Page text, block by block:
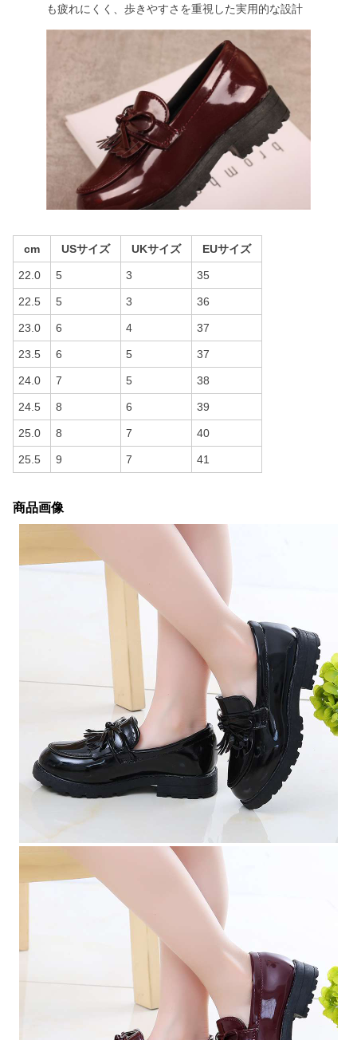
も疲れにくく、歩きやすさを重視した実用的な設計
cm USサイズ UKサイズ EUサイズ
22.0 5 3 35
22.5 5 3 36
23.0 6 4 37
23.5 6 5 37
24.0 7 5 38
24.5 8 6 39
25.0 8 7 40
25.5 9 7 41
商品画像